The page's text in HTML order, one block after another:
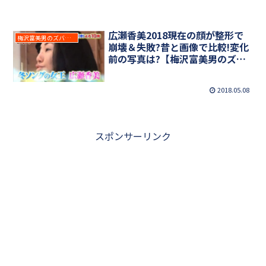
梅沢富美男のズバッと聞きます!
広瀬香美2018現在の顔が整形で
崩壊＆失敗?昔と画像で比較!変化
前の写真は?【梅沢富美男のズバ
2018.05.08
スポンサーリンク